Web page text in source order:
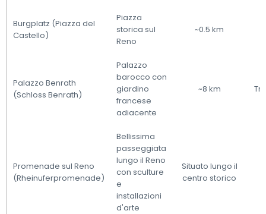
Burgplatz (Piazza del
Castello)
Piazza
storica sul
Reno
~0.5 km
Palazzo Benrath
(Schloss Benrath)
Palazzo
barocco con
giardino
francese
adiacente
~8 km
Promenade sul Reno
(Rheinuferpromenade)
Bellissima
passeggiata
lungo il Reno
con sculture
e
installazioni
d'arte
Situato lungo il
centro storico